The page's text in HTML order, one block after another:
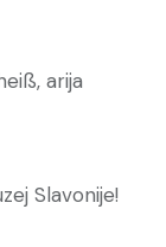
arija
Slavonije!